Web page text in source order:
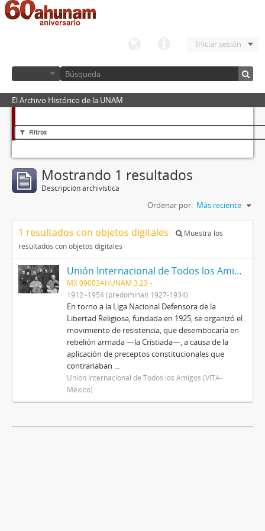
Iniciar sesión
El Archivo Histórico de la UNAM
Filtros
Mostrando 1 resultados
Descripción archivística
Ordenar por: Más reciente
1 resultados con objetos digitales
Muestra los
resultados con objetos digitales
Unión Internacional de Todos los Amigos (VITA-México)
MX 09003AHUNAM 3.23
1912~1954 (predominan 1927-1934)
En torno a la Liga Nacional Defensora de la
Libertad Religiosa, fundada en 1925, se organizó el
movimiento de resistencia, que desembocaría en
rebelión armada —la Cristiada—, a causa de la
aplicación de preceptos constitucionales que
contrariaban ...
Unión Internacional de Todos los Amigos (VITA-
México)